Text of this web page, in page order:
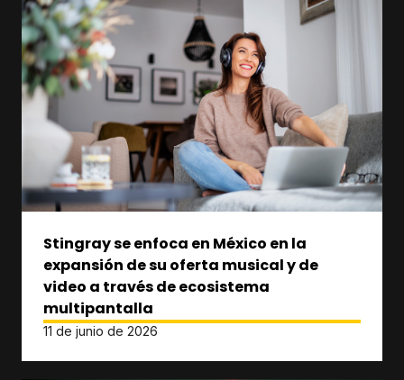
Stingray se enfoca en México en la
expansión de su oferta musical y de
video a través de ecosistema
multipantalla
11 de junio de 2026